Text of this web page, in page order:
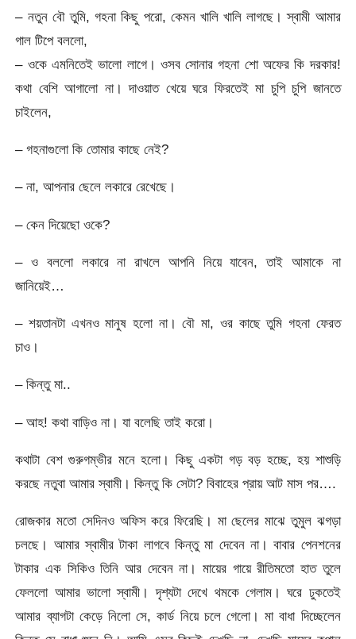
– নতুন বৌ তুমি, গহনা কিছু পরো, কেমন খালি খালি লাগছে। স্বামী আমার
গাল টিপে বললো,
– ওকে এমনিতেই ভালো লাগে। ওসব সোনার গহনা শো অফের কি দরকার!
কথা বেশি আগালো না। দাওয়াত খেয়ে ঘরে ফিরতেই মা চুপি চুপি জানতে
চাইলেন,
– গহনাগুলো কি তোমার কাছে নেই?
– না, আপনার ছেলে লকারে রেখেছে।
– কেন দিয়েছো ওকে?
– ও বললো লকারে না রাখলে আপনি নিয়ে যাবেন, তাই আমাকে না
জানিয়েই…
– শয়তানটা এখনও মানুষ হলো না। বৌ মা, ওর কাছে তুমি গহনা ফেরত
চাও।
– কিন্তু মা..
– আহ! কথা বাড়িও না। যা বলেছি তাই করো।
কথাটা বেশ গুরুগম্ভীর মনে হলো। কিছু একটা গড় বড় হচ্ছে, হয় শাশুড়ি
করছে নতুবা আমার স্বামী। কিন্তু কি সেটা? বিবাহের প্রায় আট মাস পর….
রোজকার মতো সেদিনও অফিস করে ফিরেছি। মা ছেলের মাঝে তুমুল ঝগড়া
চলছে। আমার স্বামীর টাকা লাগবে কিন্তু মা দেবেন না। বাবার পেনশনের
টাকার এক সিকিও তিনি আর দেবেন না। মায়ের গায়ে রীতিমতো হাত তুলে
ফেললো আমার ভালো স্বামী। দৃশ্যটা দেখে থমকে গেলাম। ঘরে ঢুকতেই
আমার ব্যাগটা কেড়ে নিলো সে, কার্ড নিয়ে চলে গেলো। মা বাধা দিচ্ছেলেন